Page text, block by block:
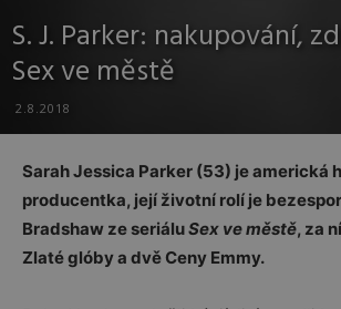
S. J. Parker: nakupování,
Sex ve městě
2.8.2018
Sarah Jessica Parker (53) je americká
producentka, její životní rolí je
Bradshaw ze seriáluSex ve městě, za
Zlaté glóby a dvě Ceny Emmy.